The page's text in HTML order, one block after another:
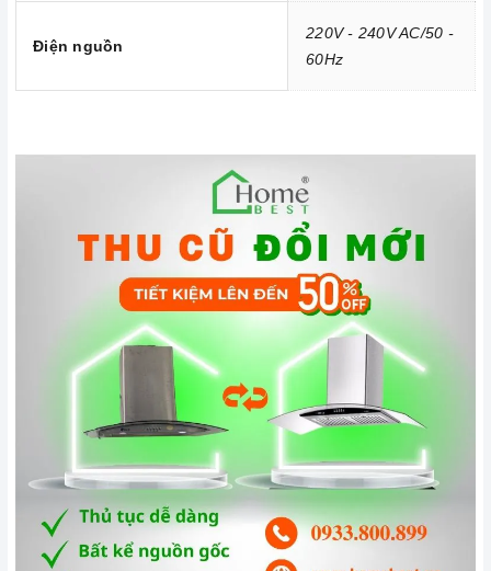
, chúng tôi tự hào cung cấp đến khách hàng
đa dạng các dòng máy hút khói Mallocanổi tiếng, cam kết về
chất lượng và nguồn gốc sản phẩm chính hãng. Chúng tôi tự
tin mang đến cho quý khách hàng dịch vụ chăm sóc khách
hàng tận tâm và chính sách bảo hành, hậu mãi chuyên nghiệp
Xem thêm tại đây:
Home Best Care - Trung tâm bảo trì, sửa
chữa thiết bị nhà bếp cao cấp
Điện nguồn
220V - 240V AC/50 -
60Hz